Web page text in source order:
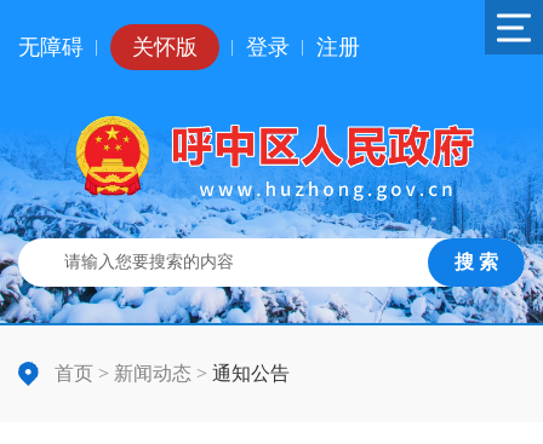
无障碍 关怀版 登录 注册
搜 索
首页 > 新闻动态 > 通知公告